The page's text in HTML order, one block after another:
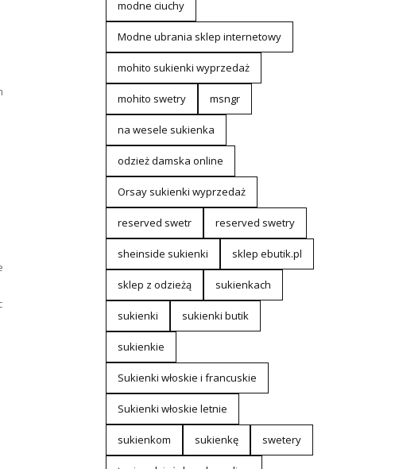
modne ciuchy
Modne ubrania sklep internetowy
mohito sukienki wyprzedaż
mohito swetry msngr
na wesele sukienka
odzież damska online
Orsay sukienki wyprzedaż
reserved swetr reserved swetry
sheinside sukienki sklep ebutik.pl
sklep z odzieżą sukienkach
sukienki sukienki butik
sukienkie
Sukienki włoskie i francuskie
Sukienki włoskie letnie
sukienkom sukienkę swetery